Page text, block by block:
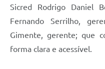
Sicred Rodrigo Daniel
Fernando Serrilho,
Gimente, gerente; que
forma clara e acessível.